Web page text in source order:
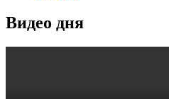
Видео дня